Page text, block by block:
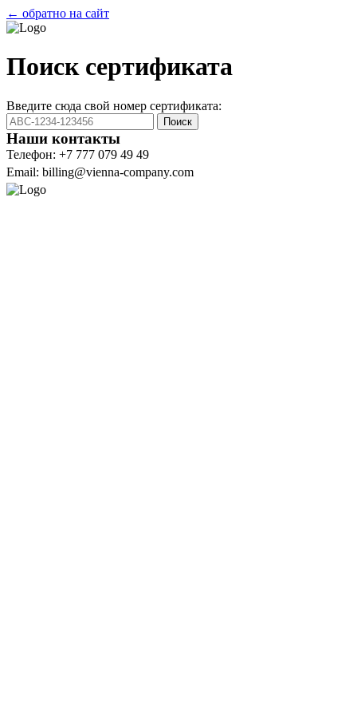
← обратно на сайт
Поиск сертификата
Введите сюда свой номер сертификата:
Поиск
Наши контакты
Телефон: +7 777 079 49 49
Email: billing@vienna-company.com